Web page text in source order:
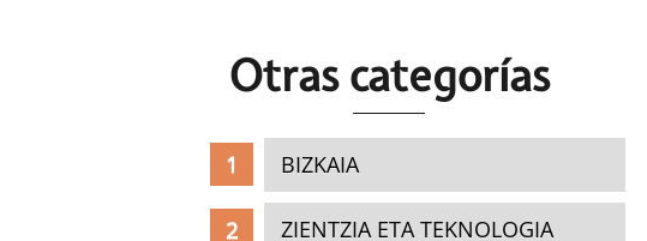
Otras categorías
BIZKAIA
ZIENTZIA ETA TEKNOLOGIA